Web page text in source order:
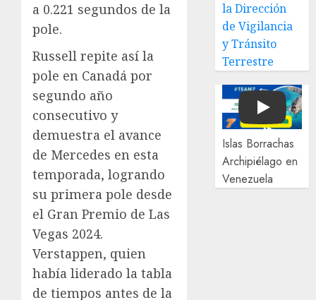
a 0.221 segundos de la
pole.
Russell repite así la
pole en Canadá por
segundo año
consecutivo y
demuestra el avance
de Mercedes en esta
temporada, logrando
su primera pole desde
el Gran Premio de Las
Vegas 2024.
Verstappen, quien
había liderado la tabla
de tiempos antes de la
la Dirección
de Vigilancia
y Tránsito
Terrestre
Play
Islas Borrachas
Archipiélago en
Venezuela